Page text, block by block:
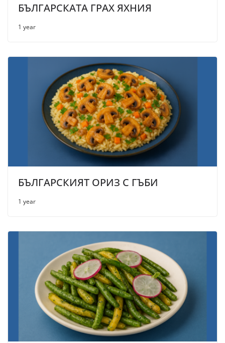
БЪЛГАРСКАТА ГРАХ ЯХНИЯ
1 year
БЪЛГАРСКИЯТ ОРИЗ С ГЪБИ
1 year